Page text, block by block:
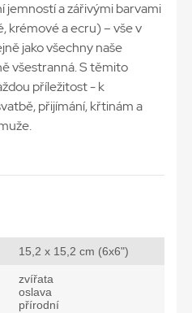
jemností a zářivými barvami
krémové a ecru) – vše v
jako všechny naše
všestranná. S těmito
příležitost - k
přijímání, křtinám a
15,2 x 15,2 cm (6x6")
zvířata
oslava
přírodní